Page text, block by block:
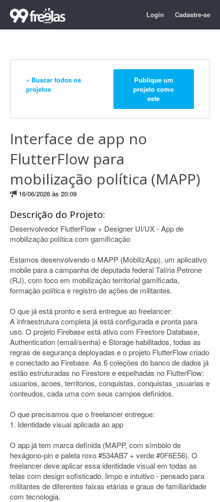
Login Cadastre-se
« Buscar todos os
projetos
Publique um
projeto como
este
Interface de app no
FlutterFlow para
mobilização política (MAPP)
16/06/2026 às 20:09
Descrição do Projeto:
Desenvolvedor FlutterFlow + Designer UI/UX - App de
mobilização política com gamificação
Estamos desenvolvendo o MAPP (MobilizApp), um aplicativo
mobile para a campanha de deputada federal Talíria Petrone
(RJ), com foco em mobilização territorial gamificada,
formação política e registro de ações de militantes.
O que já está pronto e será entregue ao freelancer:
A infraestrutura completa já está configurada e pronta para
uso. O projeto Firebase está ativo com Firestore Database,
Authentication (email/senha) e Storage habilitados, todas as
regras de segurança deployadas e o projeto FlutterFlow criado
e conectado ao Firebase. As 6 coleções do banco de dados já
estão estruturadas no Firestore e espelhadas no FlutterFlow:
usuarios, acoes, territorios, conquistas, conquistas_usuarias e
conteudos, cada uma com seus campos definidos.
O que precisamos que o freelancer entregue:
1. Identidade visual aplicada ao app
O app já tem marca definida (MAPP, com símbolo de
hexágono-pin e paleta roxo #534AB7 + verde #0F6E56). O
freelancer deve aplicar essa identidade visual em todas as
telas com design sofisticado, limpo e intuitivo - pensado para
militantes de diferentes faixas etárias e graus de familiaridade
com tecnologia.